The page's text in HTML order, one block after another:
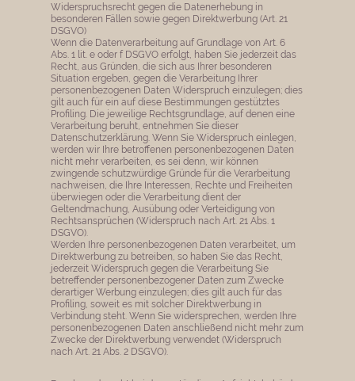
Widerspruchsrecht gegen die Datenerhebung in
besonderen Fällen sowie gegen Direktwerbung (Art. 21
DSGVO)
Wenn die Datenverarbeitung auf Grundlage von Art. 6
Abs. 1 lit. e oder f DSGVO erfolgt, haben Sie jederzeit das
Recht, aus Gründen, die sich aus Ihrer besonderen
Situation ergeben, gegen die Verarbeitung Ihrer
personenbezogenen Daten Widerspruch einzulegen; dies
gilt auch für ein auf diese Bestimmungen gestütztes
Profiling. Die jeweilige Rechtsgrundlage, auf denen eine
Verarbeitung beruht, entnehmen Sie dieser
Datenschutzerklärung. Wenn Sie Widerspruch einlegen,
werden wir Ihre betroffenen personenbezogenen Daten
nicht mehr verarbeiten, es sei denn, wir können
zwingende schutzwürdige Gründe für die Verarbeitung
nachweisen, die Ihre Interessen, Rechte und Freiheiten
überwiegen oder die Verarbeitung dient der
Geltendmachung, Ausübung oder Verteidigung von
Rechtsansprüchen (Widerspruch nach Art. 21 Abs. 1
DSGVO).
Werden Ihre personenbezogenen Daten verarbeitet, um
Direktwerbung zu betreiben, so haben Sie das Recht,
jederzeit Widerspruch gegen die Verarbeitung Sie
betreffender personenbezogener Daten zum Zwecke
derartiger Werbung einzulegen; dies gilt auch für das
Profiling, soweit es mit solcher Direktwerbung in
Verbindung steht. Wenn Sie widersprechen, werden Ihre
personenbezogenen Daten anschließend nicht mehr zum
Zwecke der Direktwerbung verwendet (Widerspruch
nach Art. 21 Abs. 2 DSGVO).